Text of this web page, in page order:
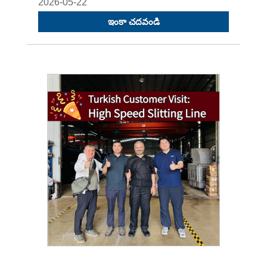
2026-05-22
ఇంకా చదవండి